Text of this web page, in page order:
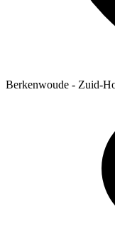
Berkenwoude - Zuid-